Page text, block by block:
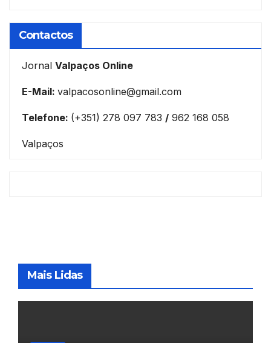
Contactos
Jornal Valpaços Online
E-Mail: valpacosonline@gmail.com
Telefone: (+351) 278 097 783 / 962 168 058
Valpaços
Mais Lidas